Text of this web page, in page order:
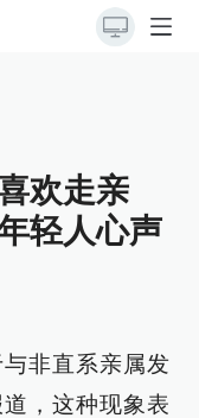
欢走亲
轻人心声
非直系亲属发
，这种现象表